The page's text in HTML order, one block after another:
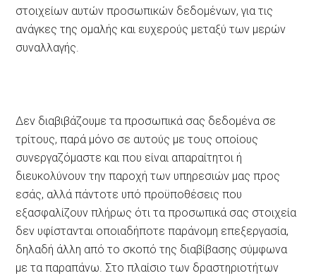
στοιχείων αυτών προσωπικών δεδομένων, για τις
ανάγκες της ομαλής και ευχερούς μεταξύ των μερών
συναλλαγής.
Δεν διαβιβάζουμε τα προσωπικά σας δεδομένα σε
τρίτους, παρά μόνο σε αυτούς με τους οποίους
συνεργαζόμαστε και που είναι απαραίτητοι ή
διευκολύνουν την παροχή των υπηρεσιών μας προς
εσάς, αλλά πάντοτε υπό προϋποθέσεις που
εξασφαλίζουν πλήρως ότι τα προσωπικά σας στοιχεία
δεν υφίστανται οποιαδήποτε παράνομη επεξεργασία,
δηλαδή άλλη από το σκοπό της διαβίβασης σύμφωνα
με τα παραπάνω. Στο πλαίσιο των δραστηριοτήτων